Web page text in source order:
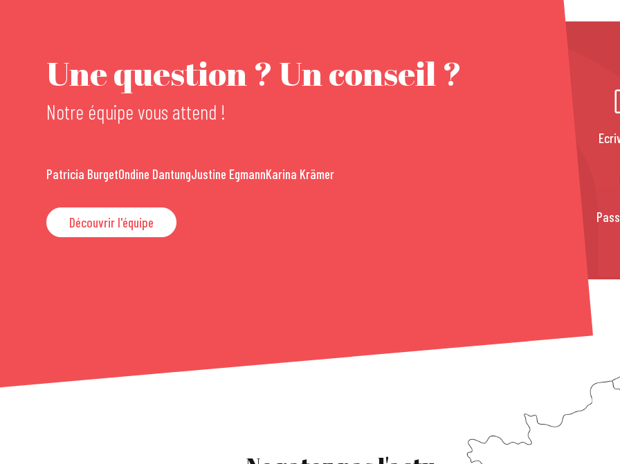
Une question ? Un conseil ?
Notre équipe vous attend !
Patricia BurgetOndine DantungJustine EgmannKarina Krämer
Découvrir l'équipe